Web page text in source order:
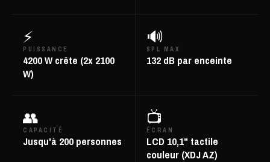
⚡
PUISSANCE
4200 W crête (2x 2100
W)
🔊
SPL MAX
132 dB par enceinte
👥
CAPACITÉ
Jusqu'à 200 personnes
📺
ÉCRAN
LCD 10,1" tactile
couleur (XDJ AZ)